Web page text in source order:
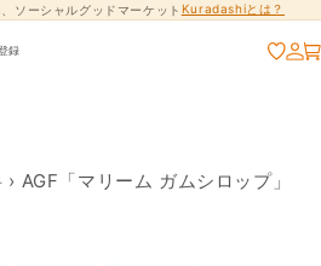
ソーシャルグッドマーケット Kuradashiとは？
録
› AGF「マリーム ガムシロップ」